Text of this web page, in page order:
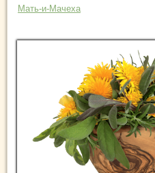
Мать-и-Мачеха